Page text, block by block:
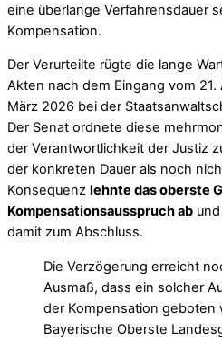
eine überlange Verfahrensdauer
Kompensation.
Der Verurteilte rügte die lange
Akten nach dem Eingang vom 21.
März 2026 bei der
Der Senat ordnete diese
der Verantwortlichkeit der Justiz
der konkreten Dauer als noch
Konsequenz lehnte das oberste
Kompensationsausspruch ab
damit zum Abschluss.
Die Verzögerung erreicht
Ausmaß, dass ein solcher
der Kompensation geboten
Bayerische Oberste